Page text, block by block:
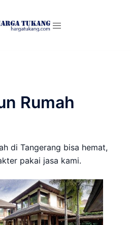
Rumah
di Tangerang bisa hemat,
pakai jasa kami.